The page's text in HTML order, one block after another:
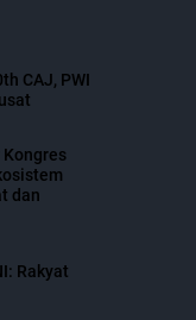
CAJ, PWI
Kongres
dan
Rakyat